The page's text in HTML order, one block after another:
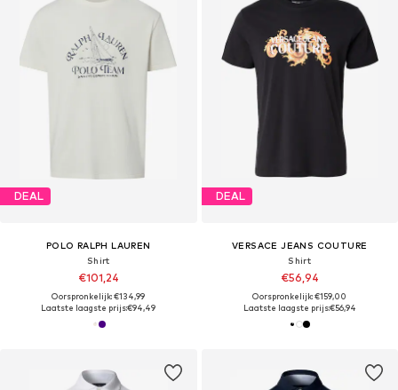
DEAL
POLO RALPH LAUREN
Shirt
€101,24
Oorspronkelijk: €134,99
Laatste laagste prijs:€94,49
DEAL
VERSACE JEANS COUTURE
Shirt
€56,94
Oorspronkelijk: €159,00
Laatste laagste prijs:€56,94